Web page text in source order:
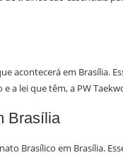
acontecerá em Brasília.
a lei que têm, a PW
Brasília
Brasílico em Brasília.